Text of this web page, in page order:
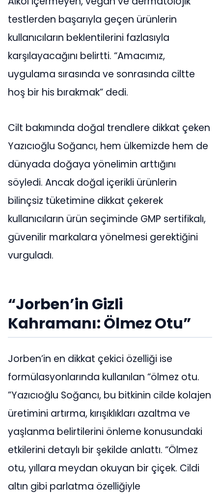
testlerden başarıyla geçen ürünlerin
kullanıcıların beklentilerini fazlasıyla
karşılayacağını belirtti. “Amacımız,
uygulama sırasında ve sonrasında ciltte
hoş bir his bırakmak” dedi.
Cilt bakımında doğal trendlere dikkat çeken
Yazıcıoğlu Soğancı, hem ülkemizde hem de
dünyada doğaya yönelimin arttığını
söyledi. Ancak doğal içerikli ürünlerin
bilinçsiz tüketimine dikkat çekerek
kullanıcıların ürün seçiminde GMP sertifikalı,
güvenilir markalara yönelmesi gerektiğini
vurguladı.
“Jorben’in Gizli
Kahramanı: Ölmez Otu”
Jorben’in en dikkat çekici özelliği ise
formülasyonlarında kullanılan “ölmez otu.
”Yazıcıoğlu Soğancı, bu bitkinin cilde kolajen
üretimini artırma, kırışıklıkları azaltma ve
yaşlanma belirtilerini önleme konusundaki
etkilerini detaylı bir şekilde anlattı. “Ölmez
otu, yıllara meydan okuyan bir çiçek. Cildi
altın gibi parlatma özelliğiyle